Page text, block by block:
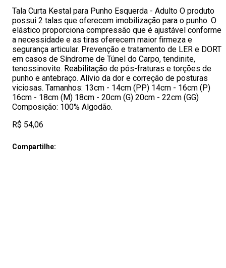
Tala Curta Kestal para Punho Esquerda - Adulto O produto
possui 2 talas que oferecem imobilização para o punho. O
elástico proporciona compressão que é ajustável conforme
a necessidade e as tiras oferecem maior firmeza e
segurança articular. Prevenção e tratamento de LER e DORT
em casos de Síndrome de Túnel do Carpo, tendinite,
tenossinovite. Reabilitação de pós-fraturas e torções de
punho e antebraço. Alívio da dor e correção de posturas
viciosas. Tamanhos: 13cm - 14cm (PP) 14cm - 16cm (P)
16cm - 18cm (M) 18cm - 20cm (G) 20cm - 22cm (GG)
Composição: 100% Algodão.
R$ 54,06
Compartilhe: